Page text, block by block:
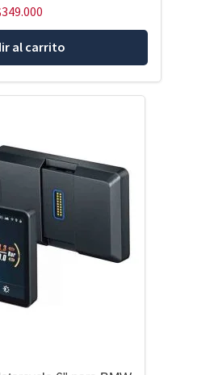
349.000
al carrito